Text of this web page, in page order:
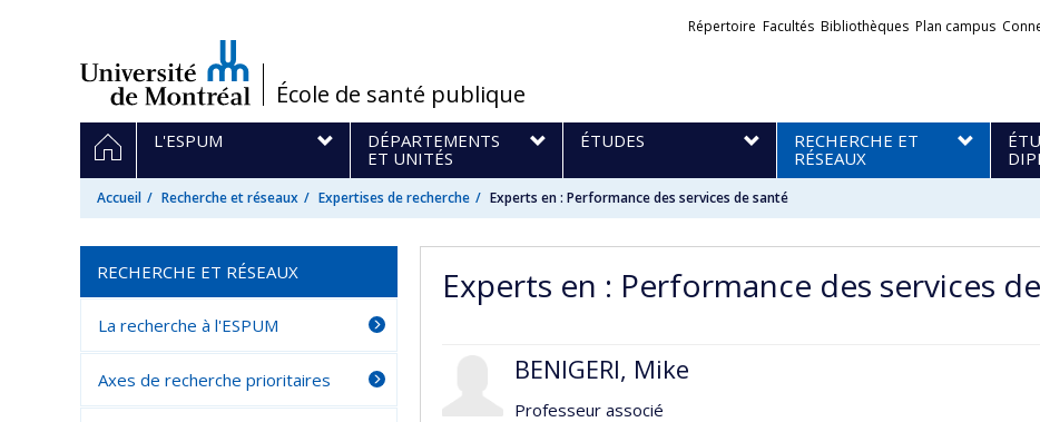
/École de santé publique
Liens
Répertoire Facultés Bibliothèques Plan campus
Navigation
principale
ACCUEIL
L'ESPUM
DÉPARTEMENTS
ET UNITÉS
ÉTUDES
RECHERCHE ET
RÉSEAUX
Accueil Recherche et réseaux Expertises de recherche Experts en : Performance des services de santé
Experts en : Performance des services
BENIGERI, Mike
Professeur associé
RECHERCHE ET RÉSEAUX
La recherche à l'ESPUM
Axes de recherche prioritaires